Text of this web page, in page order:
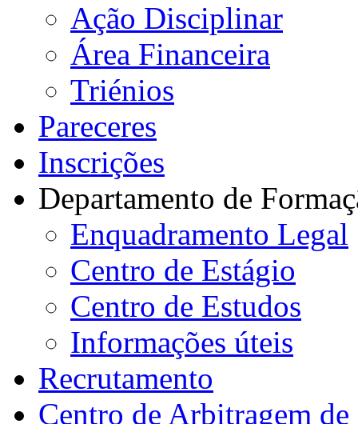
Ação Disciplinar
Área Financeira
Triénios
Pareceres
Inscrições
Departamento de
Enquadramento Legal
Centro de Estágio
Centro de Estudos
Informações úteis
Recrutamento
Centro de Arbitragem